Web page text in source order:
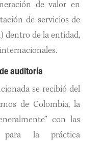
de valor en
de servicios de
dentro de la entidad,
auditoría
se recibió del
de Colombia, la
con las
para la práctica